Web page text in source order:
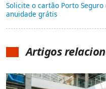
Solicite o cartão Porto
anuidade grátis
Artigos